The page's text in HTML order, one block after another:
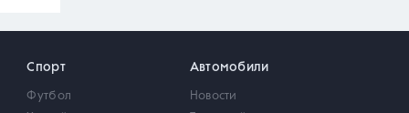
Спорт
Футбол
Автомобили
Новости